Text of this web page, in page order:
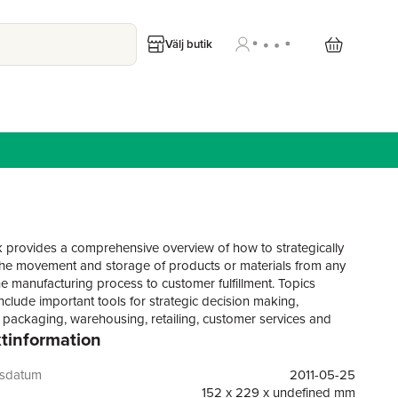
Välj butik
provides a comprehensive overview of how to strategically
movement and storage of products or materials from any
manufacturing process to customer fulfillment. Topics
important tools for strategic decision making,
warehousing, retailing, customer services and
to logistics
applications
2011-05-25
152 x 229 x undefined mm